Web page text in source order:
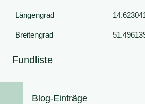
Längengrad
Breitengrad
Fundliste
Blog-Einträge